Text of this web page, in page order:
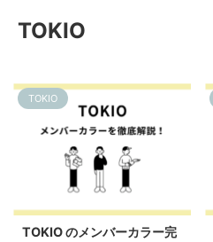
TOKIO
TOKIO
TOKIO のメンバーカラー完